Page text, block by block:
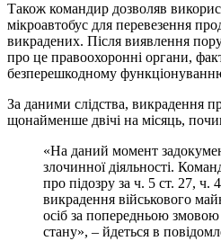
Також командир дозволяв
мікроавтобус для перевезення
викрадених. Після виявлення
про це правоохоронні органи,
безперешкодному
За даними слідства, викрадення
щонайменше двічі на місяць,
«На даний момент задокументовано п’ять епізодів
злочинної діяльності.
про підозру за ч. 5 ст. 27, ч.
викрадення військового
осіб за попередньою
стану», – йдеться в